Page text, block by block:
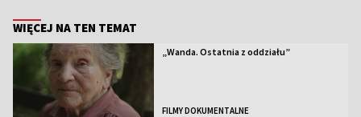
WIĘCEJ NA TEN TEMAT
„Wanda. Ostatnia z oddziału”
FILMY DOKUMENTALNE